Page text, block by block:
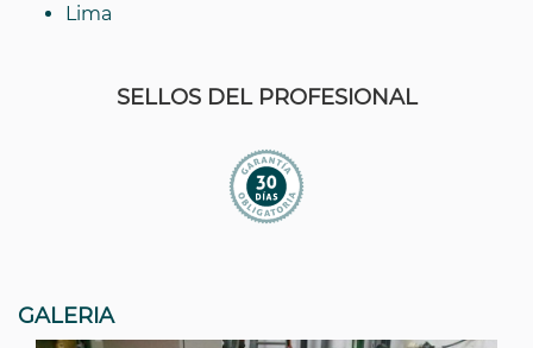
Lima
SELLOS DEL PROFESIONAL
GALERIA